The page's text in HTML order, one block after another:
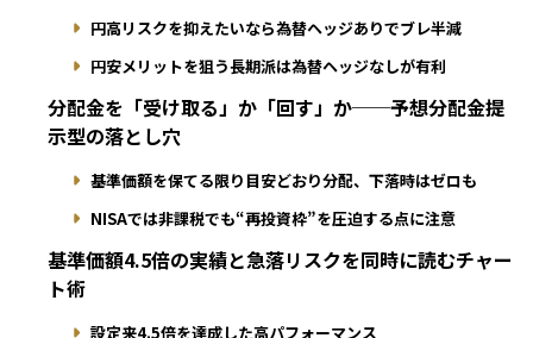
円高リスクを抑えたいなら為替ヘッジありでブレ半減
円安メリットを狙う長期派は為替ヘッジなしが有利
分配金を「受け取る」か「回す」か──予想分配金提
示型の落とし穴
基準価額を保てる限り目安どおり分配、下落時はゼロも
NISAでは非課税でも“再投資枠”を圧迫する点に注意
基準価額4.5倍の実績と急落リスクを同時に読むチャー
ト術
設定来4.5倍を達成した高パフォーマンス